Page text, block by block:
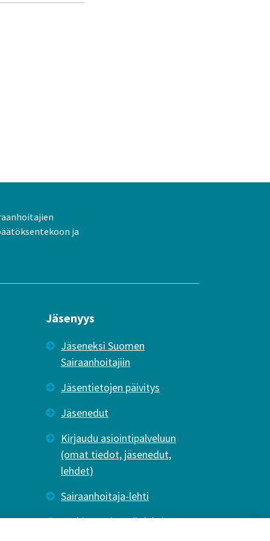
ja
Jäsenyys
Jäseneksi Suomen
Sairaanhoitajiin
Jäsentietojen päivitys
Jäsenedut
Kirjaudu asiointipalveluun
(omat tiedot, jäsenedut,
lehdet)
Sairaanhoitaja-lehti
Tutkiva Hoitotyö -lehti